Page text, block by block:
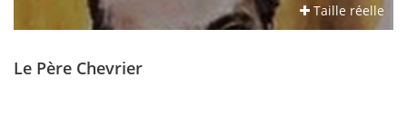
Taille réelle
Le Père Chevrier